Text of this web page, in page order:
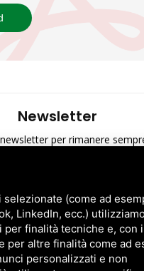
Newsletter
per rimanere
dell'informativa sulla
(come ad
LinkedIn, ecc.)
per finalità tecniche e, con
per altre finalità come ad
personalizzati e non